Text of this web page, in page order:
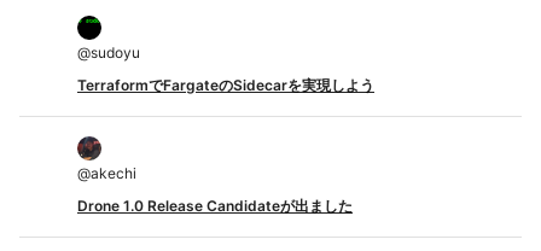
@sudoyu
TerraformでFargateのSidecarを実現しよう
@akechi
Drone 1.0 Release Candidateが出ました